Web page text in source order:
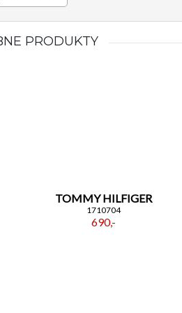
PRODUKTY
TOMMY HILFIGER
1710704
690,-